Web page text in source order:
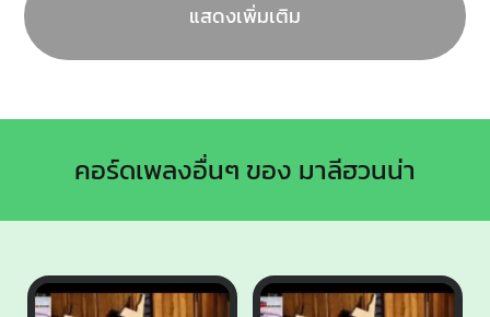
แสดงเพิ่มเติม
คอร์ดเพลงอื่นๆ ของ มาลีฮวนน่า